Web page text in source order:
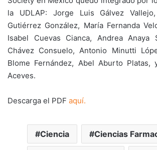
la UDLAP: Jorge Luis Gálvez
Gutiérrez González, María Fernanda
Isabel Cuevas Cianca, Andrea Anaya
Chávez Consuelo, Antonio Minutti
Blome Fernández, Abel Aburto Platas,
Aceves.
Descarga el PDF aquí.
Ciencia Ciencias